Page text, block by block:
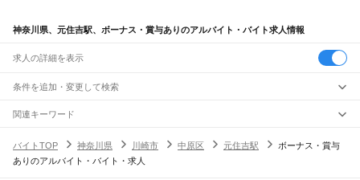
神奈川県、元住吉駅、ボーナス・賞与ありのアルバイト・バイト求人情報
求人の詳細を表示
条件を追加・変更して検索
市区町村を追加・変更
神奈川県
すべて
横浜市すべて
駅を追加・変更
職種を追加・変更
関連キーワード
バイトTOP
神奈川県 川崎市 中原区 元住吉駅
ボーナス・賞与
ありのアルバイト・バイト・求人